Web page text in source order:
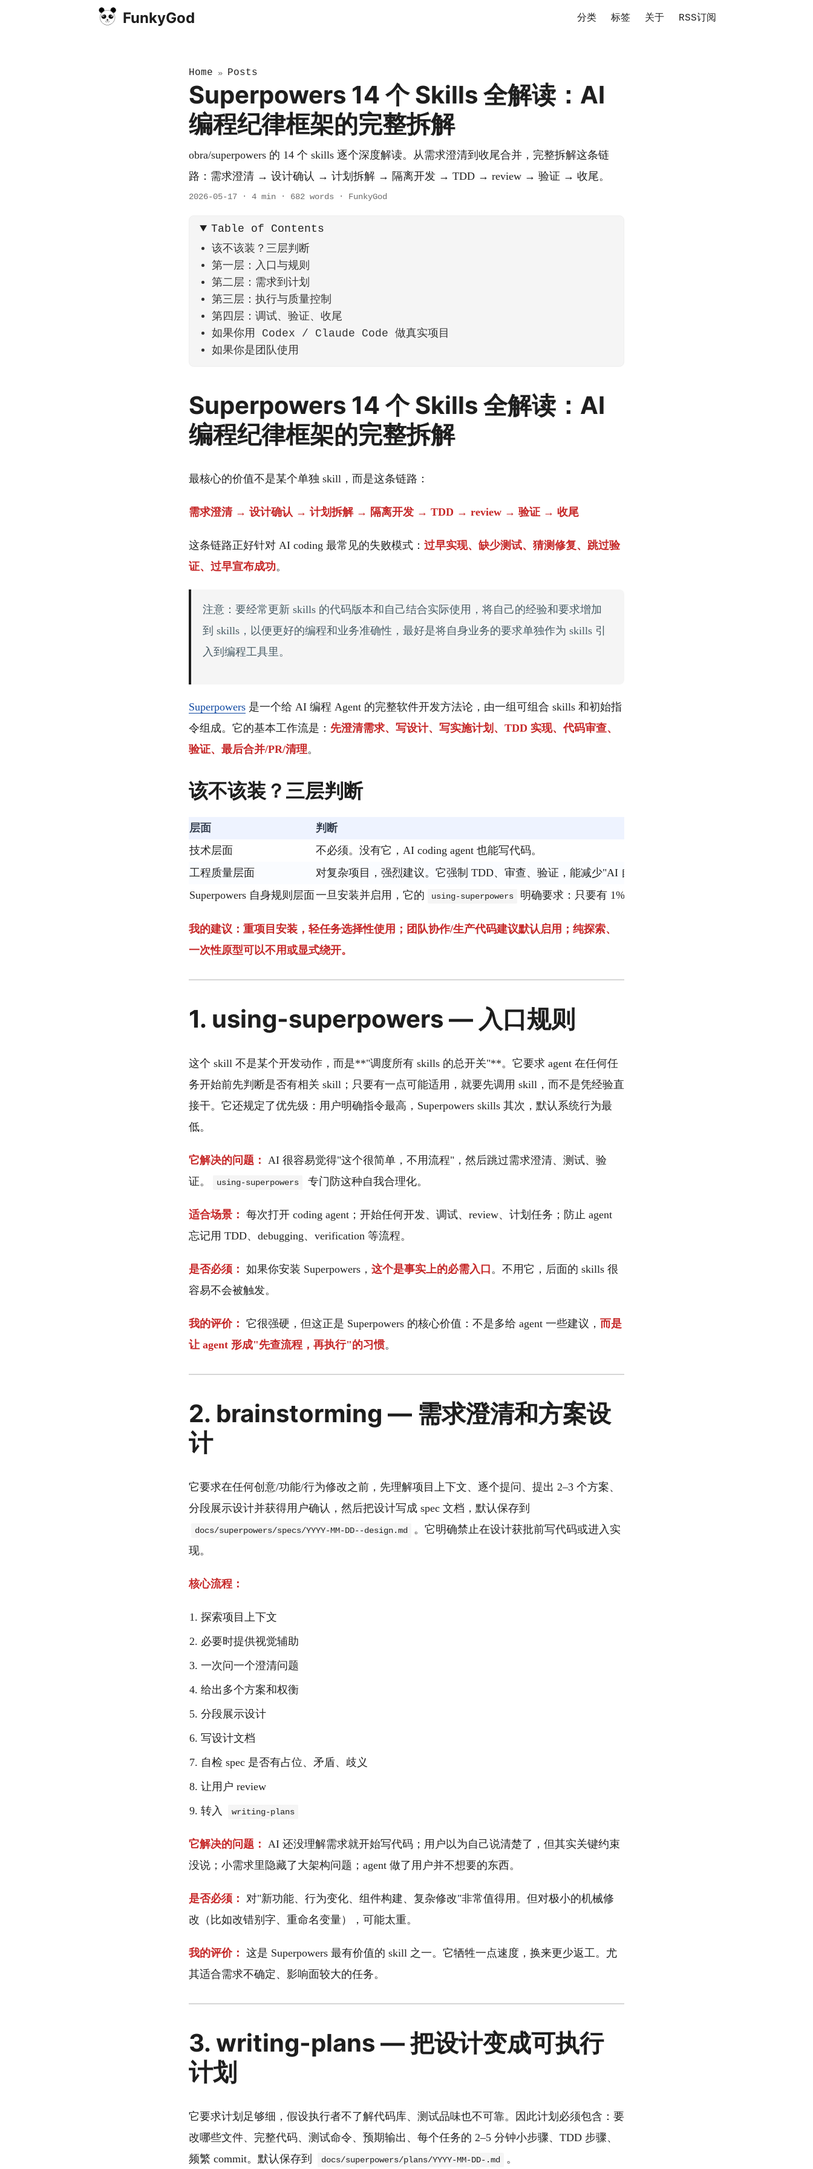
FunkyGod 分类 标签 关于 RSS订阅
Home » Posts
Superpowers 14 个 Skills 全解读：AI
编程纪律框架的完整拆解
obra/superpowers 的 14 个 skills 逐个深度解读。从需求澄清到收尾合并，完整拆解这条链
路：需求澄清 → 设计确认 → 计划拆解 → 隔离开发 → TDD → review → 验证 → 收尾。
2026-05-17 · 4 min · 682 words · FunkyGod
Table of Contents
该不该装？三层判断
第一层：入口与规则
第二层：需求到计划
第三层：执行与质量控制
第四层：调试、验证、收尾
如果你用 Codex / Claude Code 做真实项目
如果你是团队使用
Superpowers 14 个 Skills 全解读：AI
编程纪律框架的完整拆解
最核心的价值不是某个单独 skill，而是这条链路：
需求澄清 → 设计确认 → 计划拆解 → 隔离开发 → TDD → review → 验证 → 收尾
这条链路正好针对 AI coding 最常见的失败模式： 过早实现、缺少测试、猜测修复、跳过验
证、过早宣布成功。
注意：要经常更新 skills 的代码版本和自己结合实际使用，将自己的经验和要求增加
到 skills，以便更好的编程和业务准确性，最好是将自身业务的要求单独作为 skills 引
入到编程工具里。
Superpowers 是一个给 AI 编程 Agent 的完整软件开发方法论，由一组可组合 skills 和初始指
令组成。它的基本工作流是： 先澄清需求、写设计、写实施计划、TDD 实现、代码审查、
验证、最后合并/PR/清理。
该不该装？三层判断
层面
判断
技术层面
不必须。没有它，AI coding agent 也能写代码。
工程质量层面
对复杂项目，强烈建议。它强制 TDD、审查、验证，能减少"AI 自信但没验证"的问题。
Superpowers 自身规则层面 一旦安装并启用，它的 using-superpowers 明确要求：只要有 1% 可能适用，就必须先调用相关 skill；
我的建议：重项目安装，轻任务选择性使用；团队协作/生产代码建议默认启用；纯探索、
一次性原型可以不用或显式绕开。
1. using-superpowers — 入口规则
这个 skill 不是某个开发动作，而是**"调度所有 skills 的总开关"**。它要求 agent 在任何任
务开始前先判断是否有相关 skill；只要有一点可能适用，就要先调用 skill，而不是凭经验直
接干。它还规定了优先级：用户明确指令最高，Superpowers skills 其次，默认系统行为最
低。
它解决的问题： AI 很容易觉得"这个很简单，不用流程"，然后跳过需求澄清、测试、验
证。
using-superpowers 专门防这种自我合理化。
适合场景： 每次打开 coding agent；开始任何开发、调试、review、计划任务；防止 agent
忘记用 TDD、debugging、verification 等流程。
是否必须： 如果你安装 Superpowers， 这个是事实上的必需入口 。不用它，后面的 skills 很
容易不会被触发。
我的评价： 它很强硬，但这正是 Superpowers 的核心价值：不是多给 agent 一些建议， 而是
让 agent 形成"先查流程，再执行"的习惯。
2. brainstorming — 需求澄清和方案设
计
它要求在任何创意/功能/行为修改之前，先理解项目上下文、逐个提问、提出 2–3 个方案、
分段展示设计并获得用户确认，然后把设计写成 spec 文档，默认保存到
docs/superpowers/specs/YYYY-MM-DD--design.md
。它明确禁止在设计获批前写代码或进入实
现。
核心流程：
探索项目上下文
必要时提供视觉辅助
一次问一个澄清问题
给出多个方案和权衡
分段展示设计
写设计文档
自检 spec 是否有占位、矛盾、歧义
让用户 review
转入
writing-plans
它解决的问题： AI 还没理解需求就开始写代码；用户以为自己说清楚了，但其实关键约束
没说；小需求里隐藏了大架构问题；agent 做了用户并不想要的东西。
是否必须： 对"新功能、行为变化、组件构建、复杂修改"非常值得用。但对极小的机械修
改（比如改错别字、重命名变量），可能太重。
我的评价： 这是 Superpowers 最有价值的 skill 之一。它牺牲一点速度，换来更少返工。尤
其适合需求不确定、影响面较大的任务。
3. writing-plans — 把设计变成可执行
计划
它要求计划足够细，假设执行者不了解代码库、测试品味也不可靠。因此计划必须包含：要
改哪些文件、完整代码、测试命令、预期输出、每个任务的 2–5 分钟小步骤、TDD 步骤、
频繁 commit。默认保存到
docs/superpowers/plans/YYYY-MM-DD-.md 。